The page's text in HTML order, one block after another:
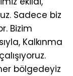
Sadece biz
Bizim
Kalkınma
bölgedeyiz